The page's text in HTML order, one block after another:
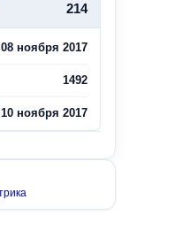
214
08 ноября 2017
1492
10 ноября 2017